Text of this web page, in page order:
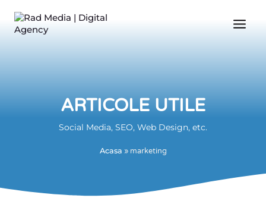
ARTICOLE UTILE
Social Media, SEO, Web Design, etc.
Acasa » marketing